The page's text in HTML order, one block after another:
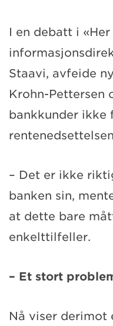
I en debatt i
Staavi, avfeide
Krohn-Pettersen
bankkunder ikke
– Det er ikke
banken sin,
at dette bare
enkelttilfeller.
– Et stort
Nå viser derimot